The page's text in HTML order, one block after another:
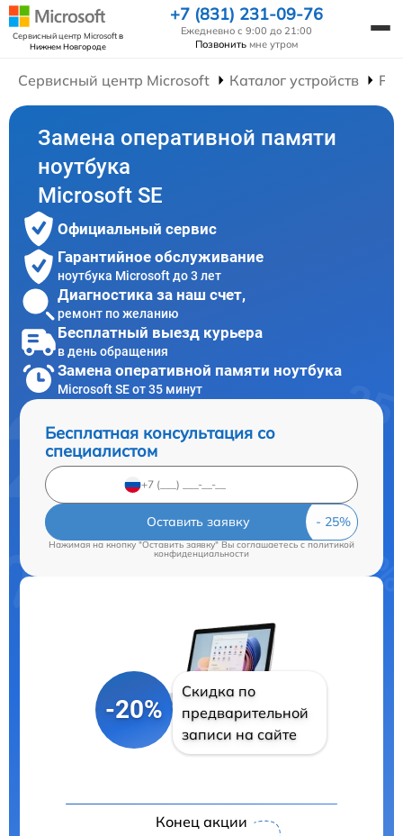
Сервисный центр Microsoftв
Нижнем Новгороде
+7 (831) 231-09-76
Ежедневно с 9:00 до 21:00
Позвонить мне утром
Сервисный центр Microsoft Каталог устройств
Замена оперативной памяти
ноутбука
Microsoft SE
Официальный сервис
Гарантийное обслуживание
ноутбука Microsoft до 3 лет
Диагностика за наш счет,
ремонт по желанию
Бесплатный выезд курьера
в день обращения
Замена оперативной памяти ноутбука
Microsoft SE от 35 минут
Бесплатная консультация со
специалистом
Оставить заявку
Нажимая на кнопку "Оставить заявку" Вы соглашаетесь cполитикой
конфиденциальности
-20%
Скидка по
предварительной
записи на сайте
Конец акции